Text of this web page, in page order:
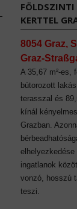
FÖLDSZINTI
KERTTEL
8054 Graz,
Graz-
A 35,67 m²-es,
bútorozott
terasszal és
kínál
Grazban.
elhelyezkedése
ingatlanok
vonzó, hosszú
teszi.